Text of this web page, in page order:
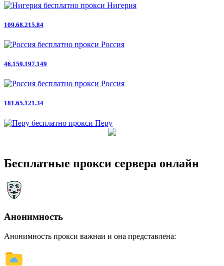
Нигерия
109.68.215.84
Россия
46.159.197.149
Россия
181.65.121.34
Перу
Бесплатные прокси сервера онлайн
Анонимность
Анонимность прокси важнаи и она представлена: